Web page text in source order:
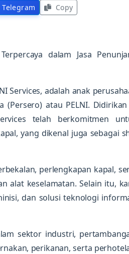
Telegram Copy
dalam Jasa
Services, adalah anak
(Persero) atau PELNI.
telah berkomitmen
yang dikenal juga sebagai
perlengkapan kapal,
alat keselamatan. Selain itu,
dan solusi teknologi
sektor industri,
perikanan, serta